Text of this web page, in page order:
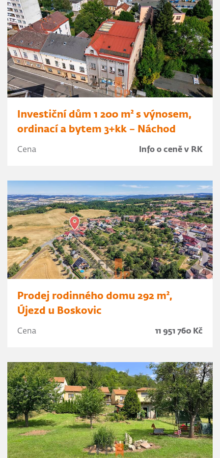
Investiční dům 1 200 m² s výnosem,
ordinací a bytem 3+kk – Náchod
Cena Info o ceně v RK
Prodej rodinného domu 292 m²,
Újezd u Boskovic
Cena 11 951 760 Kč